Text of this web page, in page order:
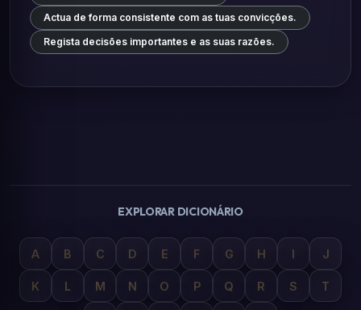
Actua de forma consistente com as tuas convicções.
Regista decisões importantes e as suas razões.
EXPLORAR DICIONÁRIO
A B C D E F G H I J
K L M N O P Q R S T